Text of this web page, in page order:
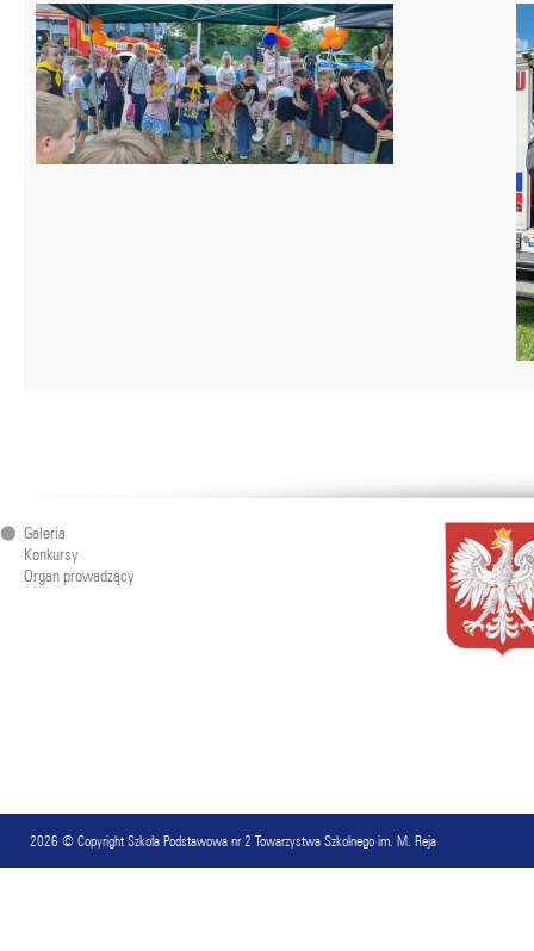
Galeria
Konkursy
Organ prowadzący
2026 © Copyright Szkoła Podstawowa nr 2 Towarzystwa Szkolnego im. M. Reja